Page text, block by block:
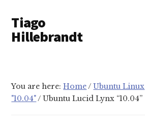
main
content
menu
Tiago
Hillebrandt
You are here:Home/ Ubuntu Linux
"10.04"/ Ubuntu Lucid Lynx “10.04”